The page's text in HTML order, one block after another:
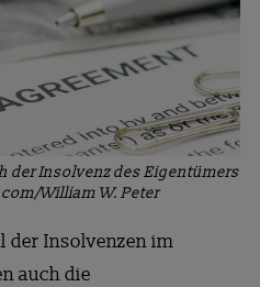
der Insolvenz des Eigentümers
William W. Peter
der Insolvenzen im
auch die